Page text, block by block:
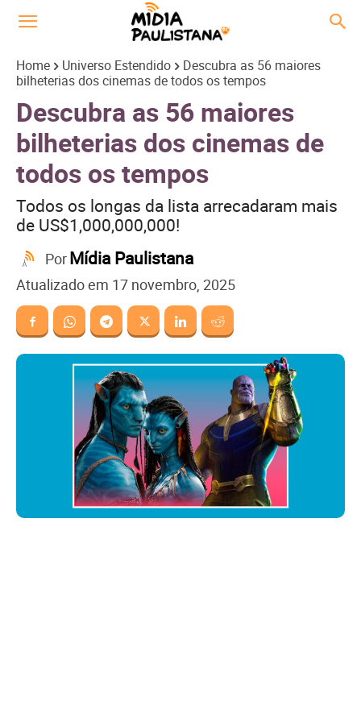
Home Universo Estendido
Descubra as 56 maiores
bilheterias dos cinemas de todos os tempos
Descubra as 56 maiores
bilheterias dos cinemas de
todos os tempos
Todos os longas da lista arrecadaram mais
de US$1,000,000,000!
PorMídia Paulistana
Atualizado em 17 novembro, 2025